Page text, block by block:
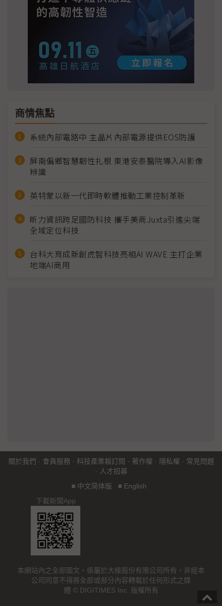
商情焦點
系統內部電路中 主晶片內部電源提供EOS防護
屏南偏鄉智慧韌性扎根 東港安泰醫院導入AI影像
辨識
英特蒙以新一代即時軟體推動工業控制革新
昕力資訊跨足國防科技 攜手美商Juxta引進尖端
全域定位科技
台科大育成新創虎智科技亮相AI WAVE 主打企業
地端AI商用
關於我們 · 會員服務 · 科技產業報訂閱 · 著作權 · 隱私權 · 常見問題
· 人才招募
■ 中文简体版 ■ English
下載新聞App
本網站內之全部圖文，係屬於大椽股份有限公司所有，非經本
公司同意不得將全部或部分內容轉載於任何形式之媒
體 © DIGITIMES Inc. 版權所有